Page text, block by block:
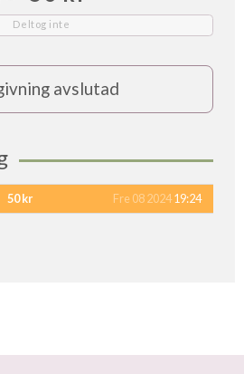
Deltog inte
avslutad
50 kr Fre 08 202419:24